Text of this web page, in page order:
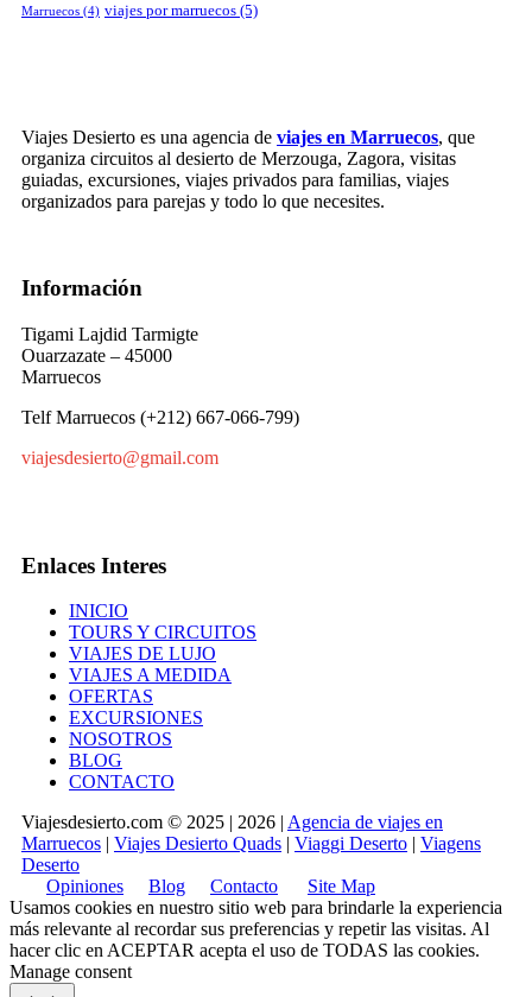
Marruecos (4) viajes por marruecos (5)
Viajes Desierto es una agencia de viajes en Marruecos, que
organiza circuitos al desierto de Merzouga, Zagora, visitas
guiadas, excursiones, viajes privados para familias, viajes
organizados para parejas y todo lo que necesites.
Información
Tigami Lajdid Tarmigte
Ouarzazate – 45000
Marruecos
Telf Marruecos (+212) 667-066-799)
viajesdesierto@gmail.com
Enlaces Interes
INICIO
TOURS Y CIRCUITOS
VIAJES DE LUJO
VIAJES A MEDIDA
OFERTAS
EXCURSIONES
NOSOTROS
BLOG
CONTACTO
Viajesdesierto.com © 2025 | 2026 | Agencia de viajes en
Marruecos | Viajes Desierto Quads | Viaggi Deserto | Viagens
Deserto
Opiniones
Blog Contacto
Site Map
Usamos cookies en nuestro sitio web para brindarle la experiencia
más relevante al recordar sus preferencias y repetir las visitas. Al
hacer clic en ACEPTAR acepta el uso de TODAS las cookies.
Manage consent